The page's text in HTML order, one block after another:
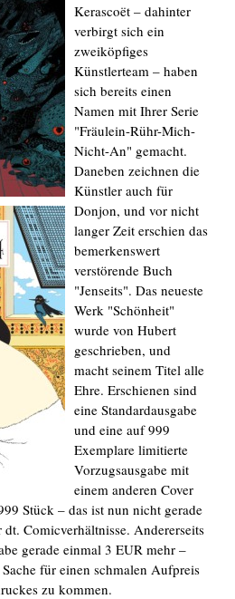
Kerascoët – dahinter
verbirgt sich ein
zweiköpfiges
Künstlerteam – haben
sich bereits einen
Namen mit Ihrer Serie
"Fräulein-Rühr-Mich-
Nicht-An" gemacht.
Daneben zeichnen die
Künstler auch für
Donjon, und vor nicht
langer Zeit erschien das
bemerkenswert
verstörende Buch
"Jenseits". Das neueste
Werk "Schönheit"
wurde von Hubert
geschrieben, und
macht seinem Titel alle
Ehre. Erschienen sind
eine Standardausgabe
und eine auf 999
Exemplare limitierte
Vorzugsausgabe mit
einem anderen Cover
Stück – das ist nun nicht gerade
Comicverhältnisse. Andererseits
gerade einmal 3 EUR mehr –
für einen schmalen Aufpreis
zu kommen.